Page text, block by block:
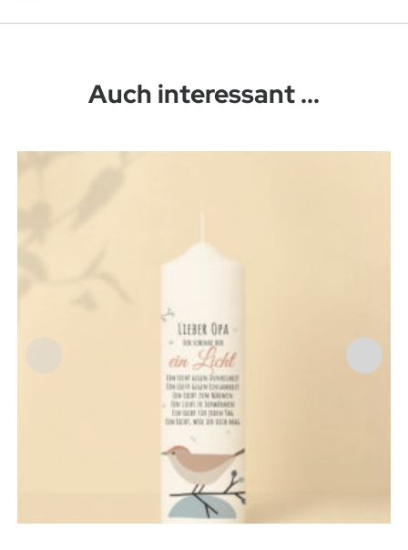
Auch interessant ...
Dieses Produkt weist mehrere Varianten auf. Die Optionen können auf der Produktseite gewählt werden